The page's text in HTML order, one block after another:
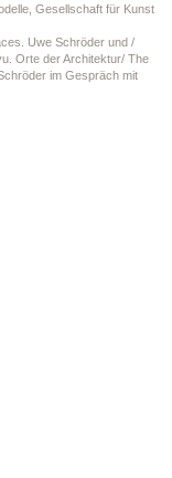
Gesellschaft für Kunst
Uwe Schröder und /
Orte der Architektur/ The
im Gespräch mit